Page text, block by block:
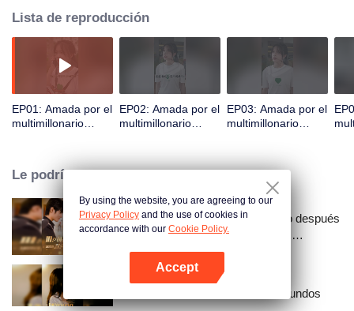
Lista de reproducción
EP01: Amada por el
multimillonario
EP02: Amada por el
multimillonario
EP03: Amada por el
multimillonario
Le podría gustar
¡¿Me casé con un magnate justo después
de romper el compromiso?! (Ver.
Coreana)
Resentimiento a través de los mundos
By using the website, you are agreeing to our
Privacy Policy and the use of cookies in
accordance with our Cookie Policy.
Accept